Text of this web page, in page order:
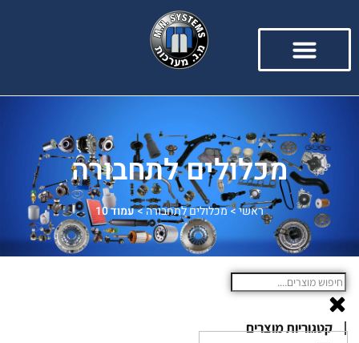
מכלולים לתחבורה
ראשי>מכלולים לתחבורה>עמוד 10
קטגוריות מוצרים